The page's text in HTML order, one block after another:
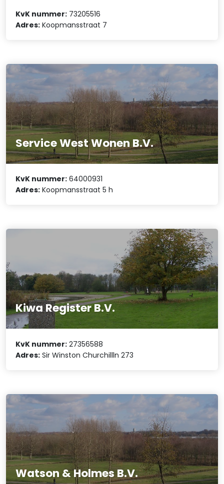
KvK nummer: 73205516
Adres: Koopmansstraat 7
Service West Wonen B.V.
KvK nummer: 64000931
Adres: Koopmansstraat 5 h
Kiwa Register B.V.
KvK nummer: 27356588
Adres: Sir Winston Churchillln 273
Watson & Holmes B.V.